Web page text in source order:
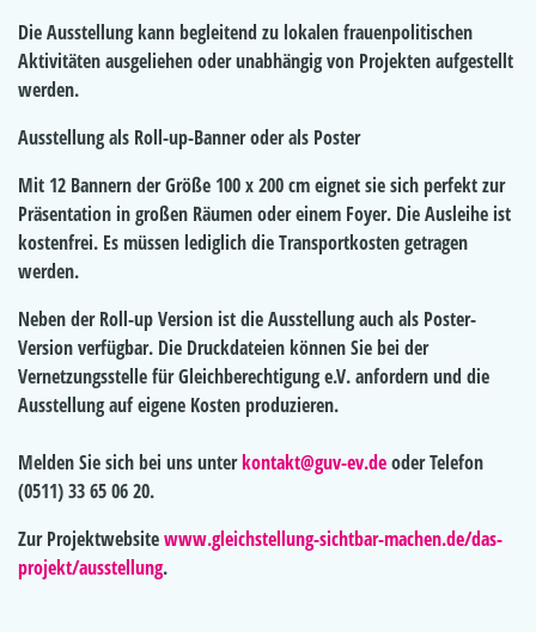
Die Ausstellung kann begleitend zu lokalen frauenpolitischen
Aktivitäten ausgeliehen oder unabhängig von Projekten aufgestellt
werden.
Ausstellung als Roll-up-Banner oder als Poster
Mit 12 Bannern der Größe 100 x 200 cm eignet sie sich perfekt zur
Präsentation in großen Räumen oder einem Foyer. Die Ausleihe ist
kostenfrei. Es müssen lediglich die Transportkosten getragen
werden.
Neben der Roll-up Version ist die Ausstellung auch als Poster-
Version verfügbar. Die Druckdateien können Sie bei der
Vernetzungsstelle für Gleichberechtigung e.V. anfordern und die
Ausstellung auf eigene Kosten produzieren.
Melden Sie sich bei uns unterkontakt@guv-ev.deoder Telefon
(0511) 33 65 06 20.
Zur Projektwebsitewww.gleichstellung-sichtbar-machen.de/das-
projekt/ausstellung.